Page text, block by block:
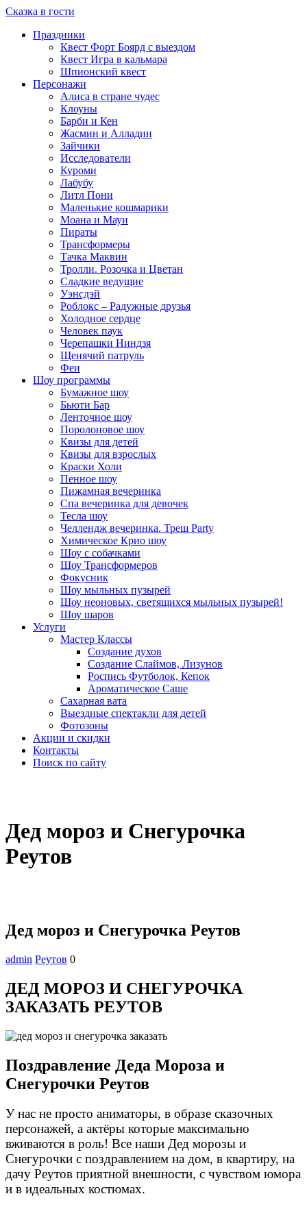
Сказка в гости
Праздники
Квест Форт Боярд с выездом
Квест Игра в кальмара
Шпионский квест
Персонажи
Алиса в стране чудес
Клоуны
Барби и Кен
Жасмин и Алладин
Зайчики
Исследователи
Куроми
Лабубу
Литл Пони
Маленькие кошмарики
Моана и Мауи
Пираты
Трансформеры
Тачка Маквин
Тролли. Розочка и Цветан
Сладкие ведущие
Уэнсдэй
Роблокс – Радужные друзья
Холодное сердце
Человек паук
Черепашки Ниндзя
Щенячий патруль
Феи
Шоу программы
Бумажное шоу
Бьюти Бар
Ленточное шоу
Поролоновое шоу
Квизы для детей
Квизы для взрослых
Краски Холи
Пенное шоу
Пижамная вечеринка
Спа вечеринка для девочек
Тесла шоу
Челлендж вечеринка. Треш Party
Химическое Крио шоу
Шоу с собачками
Шоу Трансформеров
Фокусник
Шоу мыльных пузырей
Шоу неоновых, светящихся мыльных пузырей!
Шоу шаров
Услуги
Мастер Классы
Создание духов
Создание Слаймов, Лизунов
Роспись Футболок, Кепок
Ароматическое Саше
Сахарная вата
Выездные спектакли для детей
Фотозоны
Акции и скидки
Контакты
Поиск по сайту
Дед мороз и Снегурочка
Реутов
Дед мороз и Снегурочка Реутов
admin Реутов 0
ДЕД МОРОЗ И СНЕГУРОЧКА
ЗАКАЗАТЬ РЕУТОВ
Поздравление Деда Мороза и
Снегурочки Реутов
У нас не просто аниматоры, в образе сказочных
персонажей, а актёры которые максимально
вживаются в роль! Все наши Дед морозы и
Снегурочки с поздравлением на дом, в квартиру, на
дачу Реутов приятной внешности, с чувством юмора
и в идеальных костюмах.